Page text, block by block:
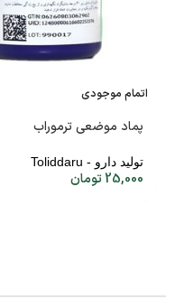
اتمام موجودی
پماد موضعی ترموراب
تولید دارو - Toliddaru
25,000تومان